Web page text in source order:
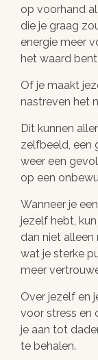
op voorhand
die je graag
energie meer
het waard
Of je maakt
nastreven het
Dit kunnen
zelfbeeld, een
weer een
op een
Wanneer je
jezelf hebt, kun
dan niet
wat je sterke
meer
Over jezelf en
voor stress en
je aan tot
te behalen.